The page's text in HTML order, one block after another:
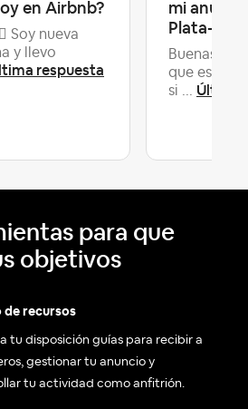
en Airbnb?
Soy nueva
y llevo
respuesta
mi
Plata-Ar...
Buenas!
que estoy
si ... Última
para que
objetivos
de recursos
tu disposición guías para recibir a
gestionar tu anuncio y
tu actividad como anfitrión.